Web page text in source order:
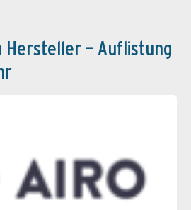
– Auflistung